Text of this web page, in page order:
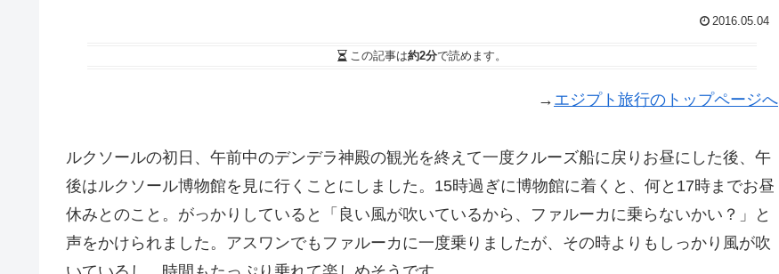
2016.05.04
この記事は約2分で読めます。
→ エジプト旅行のトップページへ
ルクソールの初日、午前中のデンデラ神殿の観光を終えて一度クルーズ船に戻りお昼にした後、午
後はルクソール博物館を見に行くことにしました。15時過ぎに博物館に着くと、何と17時までお昼
休みとのこと。がっかりしていると「良い風が吹いているから、ファルーカに乗らないかい？」と
声をかけられました。アスワンでもファルーカに一度乗りましたが、その時よりもしっかり風が吹